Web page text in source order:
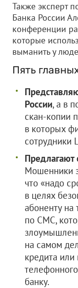
Также эксперт
Банка России
конференции
которые
выманить у
Пять
России, а в
скан-копии
в которых
сотрудники
Предлагают
Мошенники
что «надо
в целях
абоненту
по СМС,
на самом
кредита
банку.